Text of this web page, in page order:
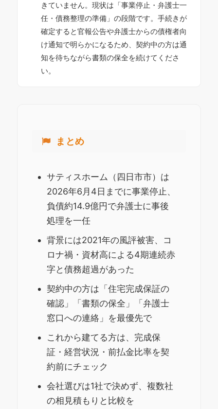
きていません。現状は「事業停止・弁護士一
任・債務整理の準備」の段階です。手続きが
確定すると官報公告や弁護士からの債権者向
け通知で明らかになるため、契約中の方は通
知を待ちながら書類の保全を続けてくださ
い。
まとめ
サティスホーム（四日市市）は
2026年6月4日までに事業停止、
負債約14.9億円で弁護士に事後
処理を一任
背景には2021年の風評被害、コ
ロナ禍・資材高による4期連続赤
字と債務超過があった
契約中の方は「住宅完成保証の
確認」「書類の保全」「弁護士
窓口への連絡」を最優先で
これから建てる方は、完成保
証・経営状況・前払金比率を契
約前にチェック
会社選びは1社で決めず、複数社
の相見積もりと比較を